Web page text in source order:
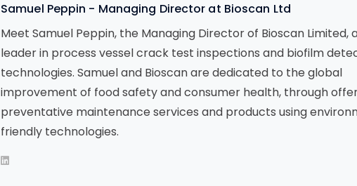
Samuel Peppin - Managing Director at Bioscan Ltd
Meet Samuel Peppin, the Managing Director of Bioscan Limited,
leader in process vessel crack test inspections and biofilm
technologies. Samuel and Bioscan are dedicated to the global
improvement of food safety and consumer health, through
preventative maintenance services and products using
friendly technologies.